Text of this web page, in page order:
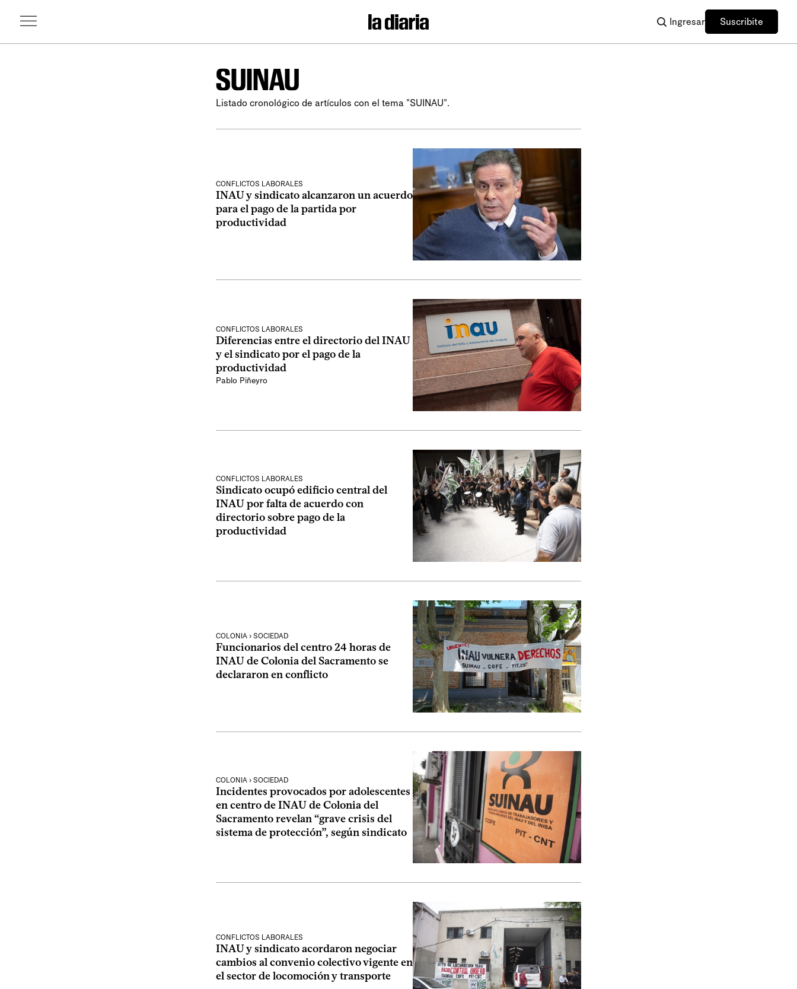
Ingresar Suscribite
SUINAU
Listado cronológico de artículos con el tema "SUINAU".
CONFLICTOS LABORALES
INAU y sindicato alcanzaron un acuerdo
para el pago de la partida por
productividad
CONFLICTOS LABORALES
Diferencias entre el directorio del INAU
y el sindicato por el pago de la
productividad
Pablo Piñeyro
CONFLICTOS LABORALES
Sindicato ocupó edificio central del
INAU por falta de acuerdo con
directorio sobre pago de la
productividad
COLONIA › SOCIEDAD
Funcionarios del centro 24 horas de
INAU de Colonia del Sacramento se
declararon en conflicto
COLONIA › SOCIEDAD
Incidentes provocados por adolescentes
en centro de INAU de Colonia del
Sacramento revelan “grave crisis del
sistema de protección”, según sindicato
CONFLICTOS LABORALES
INAU y sindicato acordaron negociar
cambios al convenio colectivo vigente en
el sector de locomoción y transporte